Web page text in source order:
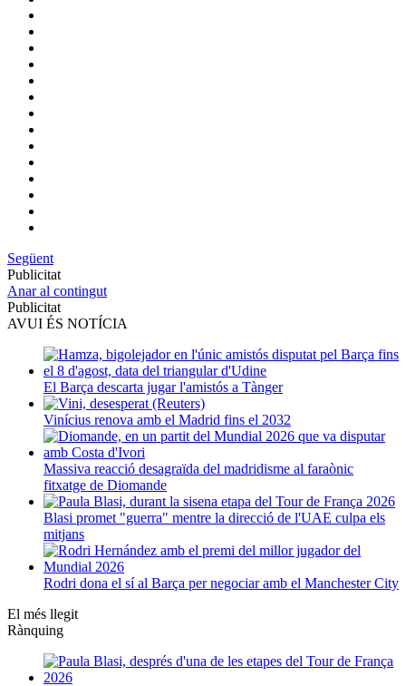
Següent
Publicitat
Anar al contingut
Publicitat
AVUI ÉS NOTÍCIA
El Barça descarta jugar l'amistós a Tànger
Vinícius renova amb el Madrid fins el 2032
Massiva reacció desagraïda del madridisme al faraònic
fitxatge de Diomande
Blasi promet "guerra" mentre la direcció de l'UAE culpa els
mitjans
Rodri dona el sí al Barça per negociar amb el Manchester City
El més llegit
Rànquing